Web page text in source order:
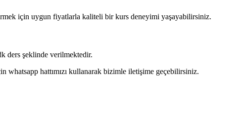
için uygun fiyatlarla kaliteli bir kurs deneyimi yaşayabilirsiniz.
ders şeklinde verilmektedir.
whatsapp hattımızı kullanarak bizimle iletişime geçebilirsiniz.